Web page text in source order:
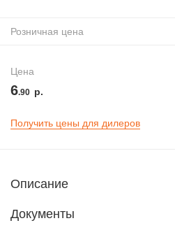
Розничная цена
Цена
6.90 р.
Получить цены для дилеров
Описание
Документы